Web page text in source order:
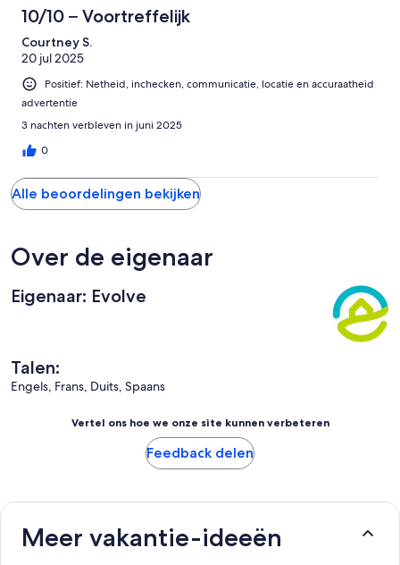
10/10 – Voortreffelijk
Courtney S.
20 jul 2025
Positief: Netheid, inchecken, communicatie, locatie en accuraatheid
advertentie
3 nachten verbleven in juni 2025
0
Alle beoordelingen bekijken
Over de eigenaar
Eigenaar: Evolve
Talen:
Engels, Frans, Duits, Spaans
Vertel ons hoe we onze site kunnen verbeteren
Feedback delen
Meer vakantie-ideeën